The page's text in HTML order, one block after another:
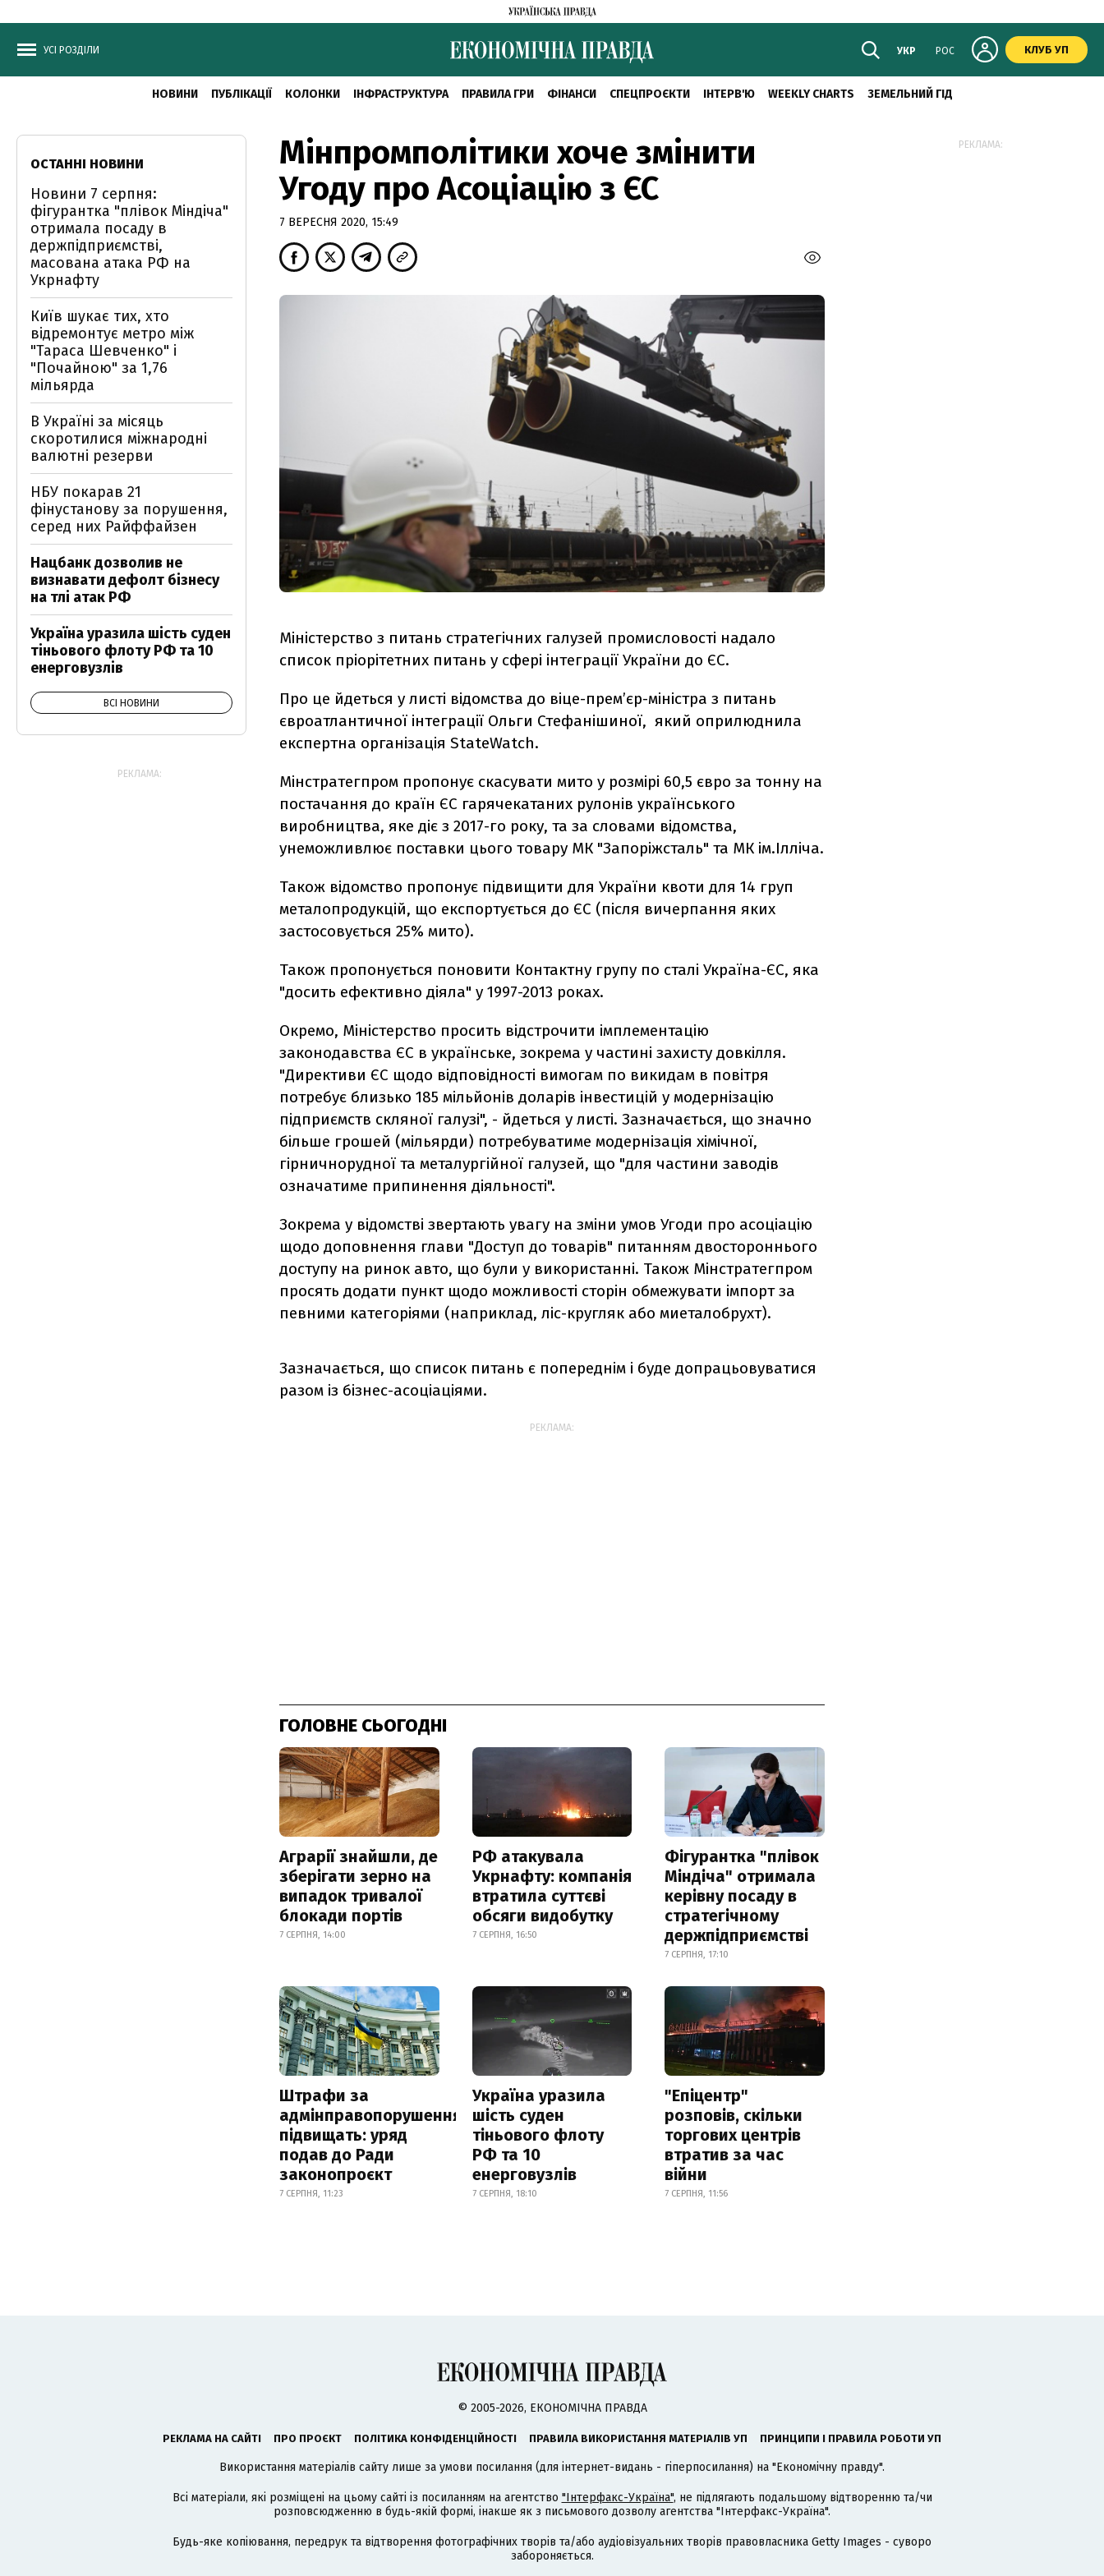
УСІ РОЗДІЛИ УКР РОС КЛУБ УП
НОВИНИ ПУБЛІКАЦІЇ КОЛОНКИ ІНФРАСТРУКТУРА ПРАВИЛА ГРИ ФІНАНСИ СПЕЦПРОЄКТИ ІНТЕРВ'Ю WEEKLY CHARTS ЗЕМЕЛЬНИЙ ГІД
Мінпромполітики хоче змінити
Угоду про Асоціацію з ЄС
7 ВЕРЕСНЯ 2020, 15:49
Міністерство з питань стратегічних галузей промисловості надало
список пріорітетних питань у сфері інтеграції України до ЄС.
Про це йдеться у листі відомства до віце-прем’єр-міністра з питань
євроатлантичної інтеграції Ольги Стефанішиної, який оприлюднила
експертна організація StateWatch.
Мінстратегпром пропонує скасувати мито у розмірі 60,5 євро за тонну на
постачання до країн ЄС гарячекатаних рулонів українського
виробництва, яке діє з 2017-го року, та за словами відомства,
унеможливлює поставки цього товару МК "Запоріжсталь" та МК ім.Ілліча.
Також відомство пропонує підвищити для України квоти для 14 груп
металопродукцій, що експортується до ЄС (після вичерпання яких
застосовується 25% мито).
Також пропонується поновити Контактну групу по сталі Україна-ЄС, яка
"досить ефективно діяла" у 1997-2013 роках.
Окремо, Міністерство просить відстрочити імплементацію
законодавства ЄС в українське, зокрема у частині захисту довкілля.
"Директиви ЄС щодо відповідності вимогам по викидам в повітря
потребує близько 185 мільйонів доларів інвестицій у модернізацію
підприємств скляної галузі", - йдеться у листі. Зазначається, що значно
більше грошей (мільярди) потребуватиме модернізація хімічної,
гірничнорудної та металургійної галузей, що "для частини заводів
означатиме припинення діяльності".
Зокрема у відомстві звертають увагу на зміни умов Угоди про асоціацію
щодо доповнення глави "Доступ до товарів" питанням двостороннього
доступу на ринок авто, що були у використанні. Також Мінстратегпром
просять додати пункт щодо можливості сторін обмежувати імпорт за
певними категоріями (наприклад, ліс-кругляк або миеталобрухт).
Зазначається, що список питань є попереднім і буде допрацьовуватися
разом із бізнес-асоціаціями.
РЕКЛАМА:
ГОЛОВНЕ СЬОГОДНІ
Аграрії знайшли, де
зберігати зерно на
випадок тривалої
блокади портів
7 СЕРПНЯ, 14:00
РФ атакувала
Укрнафту: компанія
втратила суттєві
обсяги видобутку
7 СЕРПНЯ, 16:50
Фігурантка "плівок
Міндіча" отримала
керівну посаду в
стратегічному
держпідприємстві
7 СЕРПНЯ, 17:10
Штрафи за
адмінправопорушення
підвищать: уряд
подав до Ради
законопроєкт
7 СЕРПНЯ, 11:23
Україна уразила
шість суден
тіньового флоту
РФ та 10
енерговузлів
7 СЕРПНЯ, 18:10
"Епіцентр"
розповів, скільки
торгових центрів
втратив за час
війни
7 СЕРПНЯ, 11:56
ОСТАННІ НОВИНИ
Новини 7 серпня:
фігурантка "плівок Міндіча"
отримала посаду в
держпідприємстві,
масована атака РФ на
Укрнафту
Київ шукає тих, хто
відремонтує метро між
"Тараса Шевченко" і
"Почайною" за 1,76
мільярда
В Україні за місяць
скоротилися міжнародні
валютні резерви
НБУ покарав 21
фінустанову за порушення,
серед них Райффайзен
Нацбанк дозволив не
визнавати дефолт бізнесу
на тлі атак РФ
Україна уразила шість суден
тіньового флоту РФ та 10
енерговузлів
ВСІ НОВИНИ
РЕКЛАМА:
РЕКЛАМА:
© 2005-2026, ЕКОНОМІЧНА ПРАВДА
РЕКЛАМА НА САЙТІ ПРО ПРОЄКТ ПОЛІТИКА КОНФІДЕНЦІЙНОСТІ ПРАВИЛА ВИКОРИСТАННЯ МАТЕРІАЛІВ УП ПРИНЦИПИ І ПРАВИЛА РОБОТИ УП
Використання матеріалів сайту лише за умови посилання (для інтернет-видань - гіперпосилання) на "Економічну правду".
Всі матеріали, які розміщені на цьому сайті із посиланням на агентство "Інтерфакс-Україна", не підлягають подальшому відтворенню та/чи
розповсюдженню в будь-якій формі, інакше як з письмового дозволу агентства "Інтерфакс-Україна".
Будь-яке копіювання, передрук та відтворення фотографічних творів та/або аудіовізуальних творів правовласника Getty Images - суворо
забороняється.